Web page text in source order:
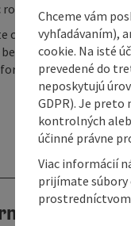
are almost
crosses the border
endless gravel
a while until you
Chceme vám
vyhľadávaním),
cookie. Na isté
prevedené do
neposkytujú
GDPR). Je preto
kontrolných
účinné právne
Viac informácií
prijímate súbory